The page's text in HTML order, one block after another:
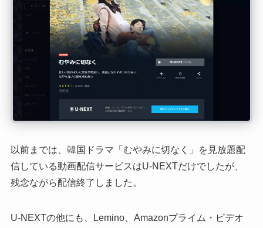
以前までは、韓国ドラマ「むやみに切なく」を見放題配
信している動画配信サービスはU-NEXTだけでしたが、
残念ながら配信終了しました。
U-NEXTの他にも、Lemino、Amazonプライム・ビデオ